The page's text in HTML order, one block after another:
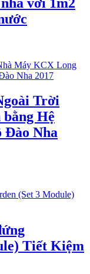
Trời
Hệ
Đào Nha
Tiết Kiệm